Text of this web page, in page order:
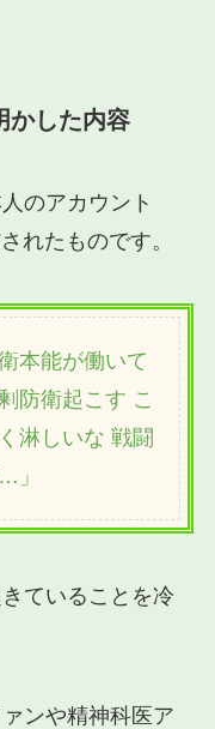
かした内容
のアカウント
れたものです。
本能が働いて
防衛起こす こ
淋しいな 戦闘
」
ていることを冷
ンや精神科医ア